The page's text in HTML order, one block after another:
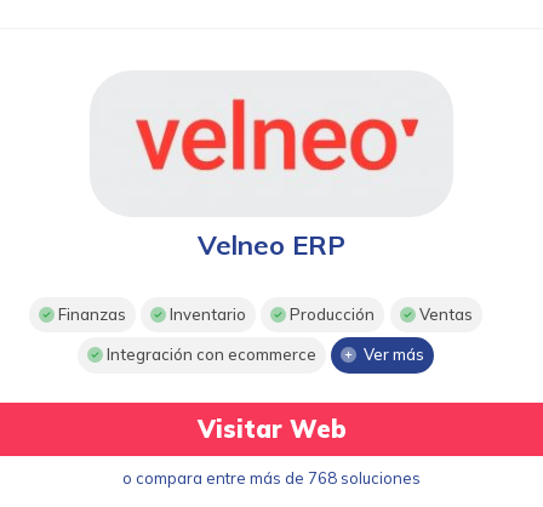
Velneo ERP
Finanzas Inventario Producción Ventas
Integración con ecommerce Ver más
Visitar Web
o compara entre más de 768 soluciones